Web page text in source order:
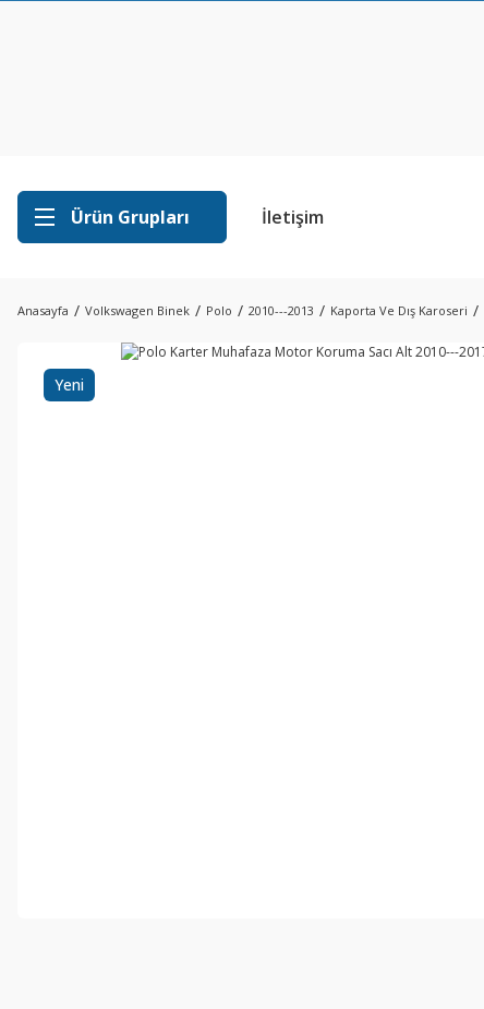
Ürün Grupları İletişim
Anasayfa Volkswagen Binek Polo 2010---2013 Kaporta Ve Dış Karoseri
Yeni